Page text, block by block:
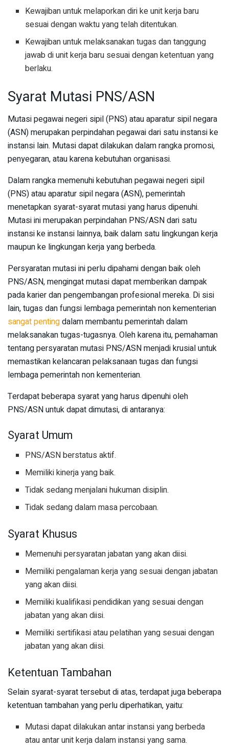
Kewajiban untuk melaporkan diri ke unit kerja baru
sesuai dengan waktu yang telah ditentukan.
Kewajiban untuk melaksanakan tugas dan tanggung
jawab di unit kerja baru sesuai dengan ketentuan yang
berlaku.
Syarat Mutasi PNS/ASN
Mutasi pegawai negeri sipil (PNS) atau aparatur sipil negara
(ASN) merupakan perpindahan pegawai dari satu instansi ke
instansi lain. Mutasi dapat dilakukan dalam rangka promosi,
penyegaran, atau karena kebutuhan organisasi.
Dalam rangka memenuhi kebutuhan pegawai negeri sipil
(PNS) atau aparatur sipil negara (ASN), pemerintah
menetapkan syarat-syarat mutasi yang harus dipenuhi.
Mutasi ini merupakan perpindahan PNS/ASN dari satu
instansi ke instansi lainnya, baik dalam satu lingkungan kerja
maupun ke lingkungan kerja yang berbeda.
Persyaratan mutasi ini perlu dipahami dengan baik oleh
PNS/ASN, mengingat mutasi dapat memberikan dampak
pada karier dan pengembangan profesional mereka. Di sisi
lain, tugas dan fungsi lembaga pemerintah non kementerian
sangat pentingdalam membantu pemerintah dalam
melaksanakan tugas-tugasnya. Oleh karena itu, pemahaman
tentang persyaratan mutasi PNS/ASN menjadi krusial untuk
memastikan kelancaran pelaksanaan tugas dan fungsi
lembaga pemerintah non kementerian.
Terdapat beberapa syarat yang harus dipenuhi oleh
PNS/ASN untuk dapat dimutasi, di antaranya:
Syarat Umum
PNS/ASN berstatus aktif.
Memiliki kinerja yang baik.
Tidak sedang menjalani hukuman disiplin.
Tidak sedang dalam masa percobaan.
Syarat Khusus
Memenuhi persyaratan jabatan yang akan diisi.
Memiliki pengalaman kerja yang sesuai dengan jabatan
yang akan diisi.
Memiliki kualifikasi pendidikan yang sesuai dengan
jabatan yang akan diisi.
Memiliki sertifikasi atau pelatihan yang sesuai dengan
jabatan yang akan diisi.
Ketentuan Tambahan
Selain syarat-syarat tersebut di atas, terdapat juga beberapa
ketentuan tambahan yang perlu diperhatikan, yaitu:
Mutasi dapat dilakukan antar instansi yang berbeda
atau antar unit kerja dalam instansi yang sama.